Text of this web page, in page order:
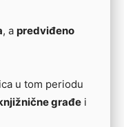
, a predviđeno
u tom periodu
građe i